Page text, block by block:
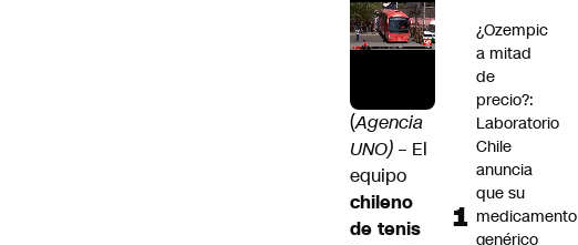
(Agencia
UNO) – El
equipo
chileno
de tenis
¿Ozempic
a mitad
de
precio?:
Laboratorio
Chile
anuncia
que su
medicamento
genérico